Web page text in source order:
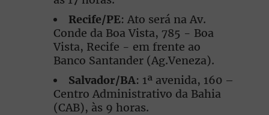
Recife/PE: Ato será na Av.
Conde da Boa Vista, 785 - Boa
Vista, Recife - em frente ao
Banco Santander (Ag.Veneza).
Salvador/BA: 1ª avenida, 160 –
Centro Administrativo da Bahia
(CAB), às 9 horas.